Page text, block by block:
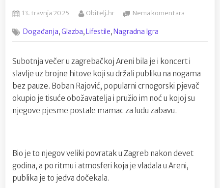
Posted
13. travnja 2025 By
Obitelj.hr Nema komentara
Bobana
u
zagrebačku
Arenu!
u
u
glas
Događanja,Glazba,Lifestile,Nagradna Igra
Subotnja večer u zagrebačkoj Areni bila je i koncert i
slavlje uz brojne hitove koji su držali publiku na nogama
bez pauze. Boban Rajović, popularni crnogorski pjevač
okupio je tisuće obožavatelja i pružio im noć u kojoj su
njegove pjesme postale mamac za ludu zabavu.
Bio je to njegov veliki povratak u Zagreb nakon devet
godina, a po ritmu i atmosferi koja je vladala u Areni,
publika je to jedva dočekala.